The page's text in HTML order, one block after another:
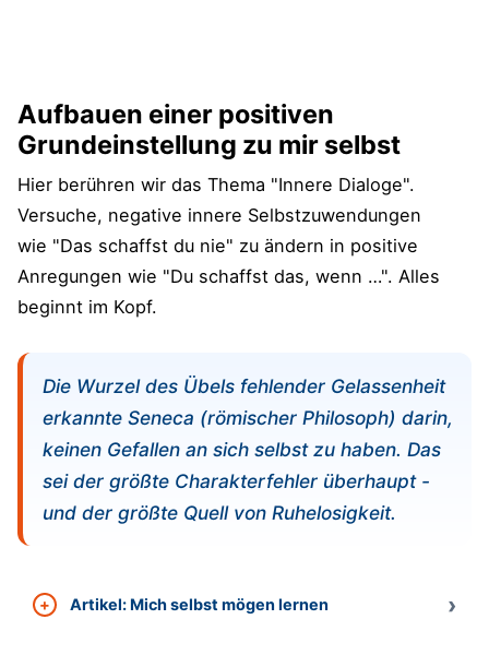
Aufbauen einer positiven
Grundeinstellung zu mir selbst
Hier berühren wir das Thema "Innere Dialoge".
Versuche, negative innere Selbstzuwendungen
wie "Das schaffst du nie" zu ändern in positive
Anregungen wie "Du schaffst das, wenn …". Alles
beginnt im Kopf.
Die Wurzel des Übels fehlender Gelassenheit
erkannte Seneca (römischer Philosoph) darin,
keinen Gefallen an sich selbst zu haben. Das
sei der größte Charakterfehler überhaupt -
und der größte Quell von Ruhelosigkeit.
Artikel: Mich selbst mögen lernen